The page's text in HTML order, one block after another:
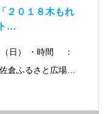
２０１８木もれ
…
（日） ・時間 ：
倉ふるさと広場…